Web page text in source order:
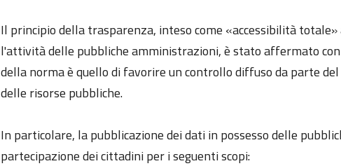
Il principio della trasparenza, inteso come «accessibilità
l'attività delle pubbliche amministrazioni, è stato affermato
della norma è quello di favorire un controllo diffuso da parte
delle risorse pubbliche.
In particolare, la pubblicazione dei dati in possesso delle
partecipazione dei cittadini per i seguenti scopi: